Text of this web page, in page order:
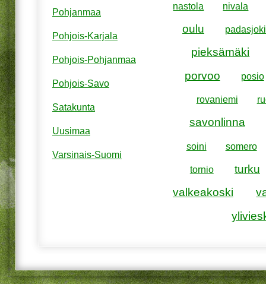
nastola nivala
oulu padasjoki
pieksämäki
porvoo
posio
rovaniemi
savonlinna
soini somero
tornio
turku
valkeakoski
Pohjanmaa
Pohjois-Karjala
Pohjois-Pohjanmaa
Pohjois-Savo
Satakunta
Uusimaa
Varsinais-Suomi